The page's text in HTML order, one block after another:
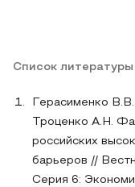
Список литературы
Герасименко
Троценко А.Н.
российских
барьеров //
Серия 6: